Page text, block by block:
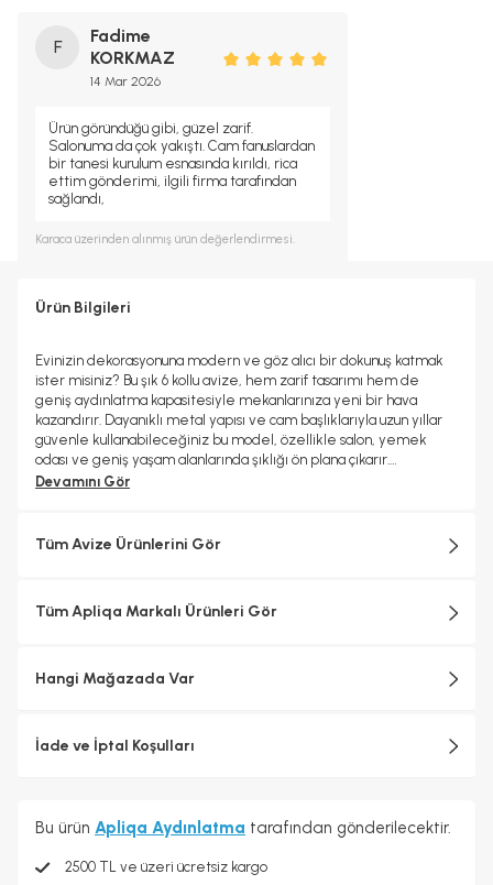
F
Fadime
KORKMAZ
14 Mar 2026
Ürün göründüğü gibi, güzel zarif.
Salonuma da çok yakıştı. Cam fanuslardan
bir tanesi kurulum esnasında kırıldı, rica
ettim gönderimi, ilgili firma tarafından
sağlandı,
Karaca üzerinden alınmış ürün değerlendirmesi.
Ürün Bilgileri
Evinizin dekorasyonuna modern ve göz alıcı bir dokunuş katmak
ister misiniz? Bu şık 6 kollu avize, hem zarif tasarımı hem de
geniş aydınlatma kapasitesiyle mekanlarınıza yeni bir hava
kazandırır. Dayanıklı metal yapısı ve cam başlıklarıyla uzun yıllar
güvenle kullanabileceğiniz bu model, özellikle salon, yemek
odası ve geniş yaşam alanlarında şıklığı ön plana çıkarır.
Özellikler; Ürün En: 80 cm; Boy: 30 cm; Renk: eskitme Materyal:
Devamını Gör
Tüm Avize Ürünlerini Gör
Tüm Apliqa Markalı Ürünleri Gör
Hangi Mağazada Var
İade ve İptal Koşulları
Bu ürün Apliqa Aydınlatma tarafından gönderilecektir.
2500 TL ve üzeri ücretsiz kargo